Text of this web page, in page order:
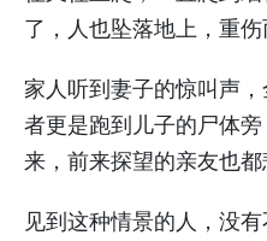
了，人也坠落地上，重伤
家人听到妻子的惊叫声
者更是跑到儿子的尸体
来，前来探望的亲友也都
见到这种情景的人，没